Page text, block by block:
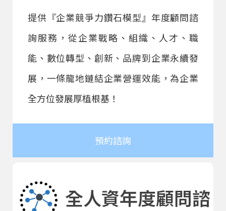
提供『企業競爭力鑽石模型』年度顧問諮
詢服務，從企業戰略、組織、人才、職
能、數位轉型、創新、品牌到企業永續發
展，一條龍地鏈結企業營運效能，為企業
全方位發展厚植根基！
預約諮詢
全人資年度顧問諮